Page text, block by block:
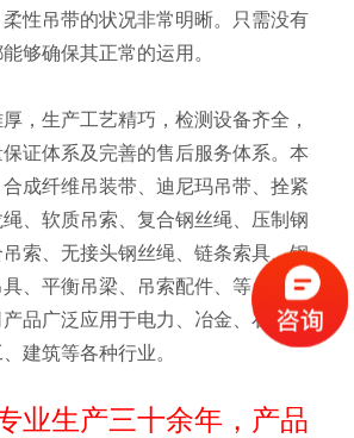
性吊带的状况非常明晰。只需没有
够确保其正常的运用。
，生产工艺精巧，检测设备齐全，
证体系及完善的售后服务体系。本
成纤维吊装带、迪尼玛吊带、拴紧
、软质吊索、复合钢丝绳、压制钢
索、无接头钢丝绳、链条索具、钢
、平衡吊梁、吊索配件、等几十类
产品广泛应用于电力、冶金、石油、
建筑等各种行业。
业生产三十余年，产品